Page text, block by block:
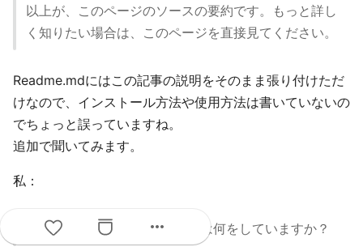
以上が、このページのソースの要約です。もっと詳し
く知りたい場合は、このページを直接見てください。
Readme.mdにはこの記事の説明をそのまま張り付けただ
けなので、インストール方法や使用方法は書いていないの
でちょっと誤っていますね。
追加で聞いてみます。
私：
上記のページのProductList.jsは何をしていますか？
more_horiz